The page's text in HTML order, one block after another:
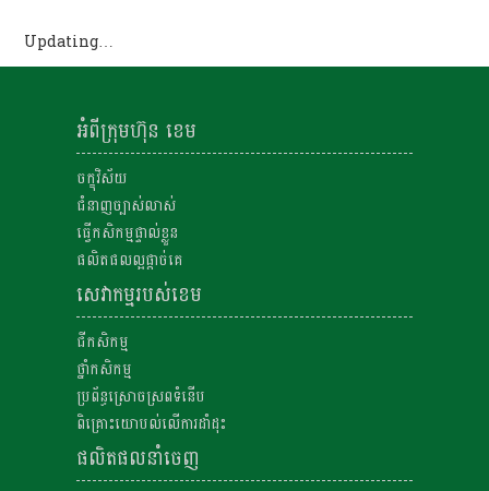
Updating…
អំពីក្រុមហ៊ុន ខេម
ចក្ខុវិស័យ
ជំនាញច្បាស់លាស់
ធ្វើកសិកម្មផ្ទាល់ខ្លួន
ផលិតផលល្អផ្តាច់គេ
សេវាកម្មរបស់ខេម
ជីកសិកម្ម
ថ្នាំកសិកម្ម
ប្រព័ន្ធស្រោចស្រពទំនើប
ពិគ្រោះយោបល់លើការដាំដុះ
ផលិតផលនាំចេញ